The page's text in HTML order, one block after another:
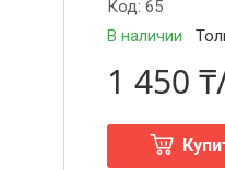
В наличии
Код:65
1 450